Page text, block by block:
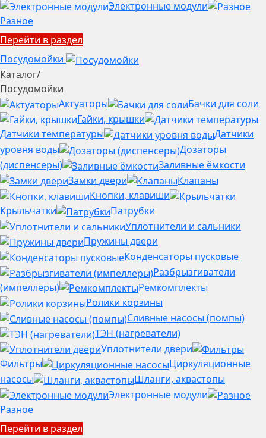
Электронные модули
Разное
Перейти в раздел
Посудомойки
Каталог/
Посудомойки
Актуаторы
Бачки для соли
Гайки, крышки
Датчики температуры
Датчики
уровня воды
Дозаторы
(диспенсеры)
Заливные ёмкости
Замки двери
Клапаны
Кнопки, клавиши
Крыльчатки
Патрубки
Уплотнители и сальники
Пружины двери
Конденсаторы пусковые
Разбрызгиватели
(импеллеры)
Ремкомплекты
Ролики корзины
Сливные насосы (помпы)
ТЭН (нагреватели)
Уплотнители двери
Фильтры
Циркуляционные
насосы
Шланги, аквастопы
Электронные модули
Разное
Перейти в раздел